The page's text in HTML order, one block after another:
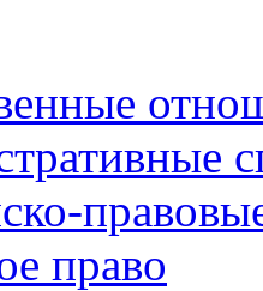
право